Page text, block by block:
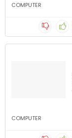
COMPUTER
COMPUTER